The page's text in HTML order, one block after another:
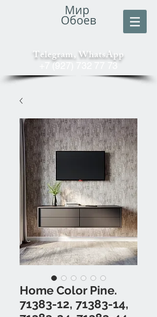
Мир
Обоев
Telegram, WhatsApp
+7 (927) 732 77 73
Home Color Pine.
71383-12, 71383-14,